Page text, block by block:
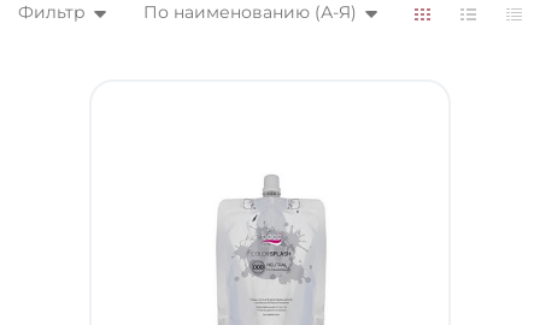
Фильтр По наименованию (А-Я)